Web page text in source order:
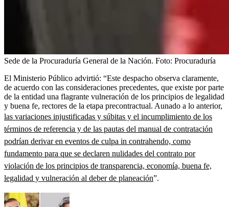
Sede de la Procuraduría General de la Nación. Foto: Procuraduría
El Ministerio Público advirtió: “Este despacho observa claramente,
de acuerdo con las consideraciones precedentes, que existe por parte
de la entidad una flagrante vulneración de los principios de legalidad
y buena fe, rectores de la etapa precontractual. Aunado a lo anterior,
las variaciones injustificadas y súbitas y el incumplimiento de los
términos de referencia y de las pautas del manual de contratación
podrían derivar en eventos de culpa in contrahendo, como
fundamento para que se declaren nulidades del contrato por
violación de los principios de transparencia, economía, buena fe,
legalidad y vulneración al deber de planeación”.